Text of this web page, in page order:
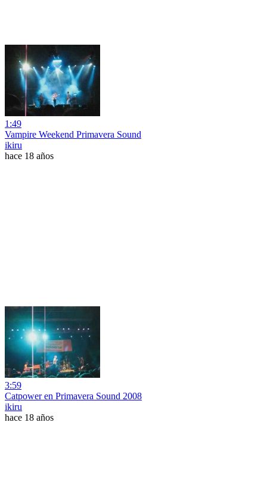
1:49
Vampire Weekend Primavera Sound
ikiru
hace 18 años
3:59
Catpower en Primavera Sound 2008
ikiru
hace 18 años